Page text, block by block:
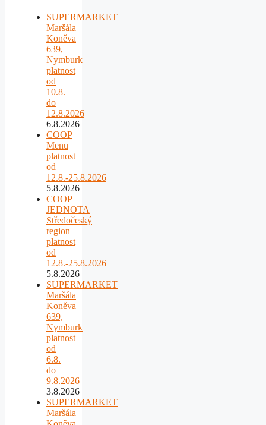
SUPERMARKET
Maršála
Koněva
639,
Nymburk
platnost
od
10.8.
do
12.8.2026
6.8.2026
COOP
Menu
platnost
od
12.8.-25.8.2026
5.8.2026
COOP
JEDNOTA
Středočeský
region
platnost
od
12.8.-25.8.2026
5.8.2026
SUPERMARKET
Maršála
Koněva
639,
Nymburk
platnost
od
6.8.
do
9.8.2026
3.8.2026
SUPERMARKET
Maršála